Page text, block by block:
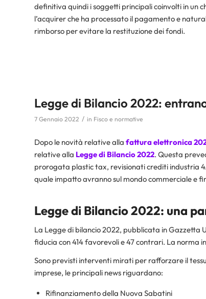
definitiva quindi i soggetti principali coinvolti in un
l’acquirer che ha processato il pagamento e
rimborso per evitare la restituzione dei fondi.
Legge di Bilancio 2022:
7 Gennaio 2022 / in Fisco e normative
Dopo le novità relative alla fattura elettronica
relative alla Legge di Bilancio 2022. Questa
prorogata plastic tax, revisionati crediti industria
quale impatto avranno sul mondo commerciale e
Legge di Bilancio 2022: una
La Legge di bilancio 2022, pubblicata in Gazzetta
fiducia con 414 favorevoli e 47 contrari. La
Sono previsti interventi mirati per rafforzare il
imprese, le principali news riguardano:
Rifinanziamento della Nuova Sabatini